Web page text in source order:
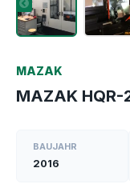
MAZAK
MAZAK
BAUJAHR
2016